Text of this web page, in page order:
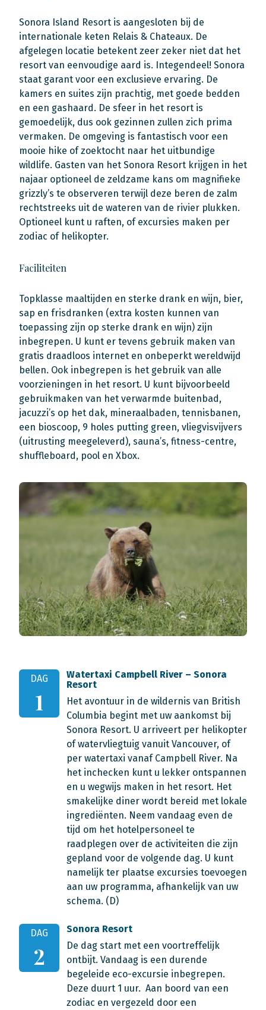
Sonora Island Resort is aangesloten bij de
internationale keten Relais & Chateaux. De
afgelegen locatie betekent zeer zeker niet dat het
resort van eenvoudige aard is. Integendeel! Sonora
staat garant voor een exclusieve ervaring. De
kamers en suites zijn prachtig, met goede bedden
en een gashaard. De sfeer in het resort is
gemoedelijk, dus ook gezinnen zullen zich prima
vermaken. De omgeving is fantastisch voor een
mooie hike of zoektocht naar het uitbundige
wildlife. Gasten van het Sonora Resort krijgen in het
najaar optioneel de zeldzame kans om magnifieke
grizzly’s te observeren terwijl deze beren de zalm
rechtstreeks uit de wateren van de rivier plukken.
Optioneel kunt u raften, of excursies maken per
zodiac of helikopter.
Faciliteiten
Topklasse maaltijden en sterke drank en wijn, bier,
sap en frisdranken (extra kosten kunnen van
toepassing zijn op sterke drank en wijn) zijn
inbegrepen. U kunt er tevens gebruik maken van
gratis draadloos internet en onbeperkt wereldwijd
bellen. Ook inbegrepen is het gebruik van alle
voorzieningen in het resort. U kunt bijvoorbeeld
gebruikmaken van het verwarmde buitenbad,
jacuzzi’s op het dak, mineraalbaden, tennisbanen,
een bioscoop, 9 holes putting green, vliegvisvijvers
(uitrusting meegeleverd), sauna’s, fitness-centre,
shuffleboard, pool en Xbox.
DAG
1
Watertaxi Campbell River – Sonora
Resort
Het avontuur in de wildernis van British
Columbia begint met uw aankomst bij
Sonora Resort. U arriveert per helikopter
of watervliegtuig vanuit Vancouver, of
per watertaxi vanaf Campbell River. Na
het inchecken kunt u lekker ontspannen
en u wegwijs maken in het resort. Het
smakelijke diner wordt bereid met lokale
ingrediënten. Neem vandaag even de
tijd om het hotelpersoneel te
raadplegen over de activiteiten die zijn
gepland voor de volgende dag. U kunt
namelijk ter plaatse excursies toevoegen
aan uw programma, afhankelijk van uw
schema. (D)
DAG
2
Sonora Resort
De dag start met een voortreffelijk
ontbijt. Vandaag is een durende
begeleide eco-excursie inbegrepen.
Deze duurt 1 uur. Aan boord van een
zodiac en vergezeld door een